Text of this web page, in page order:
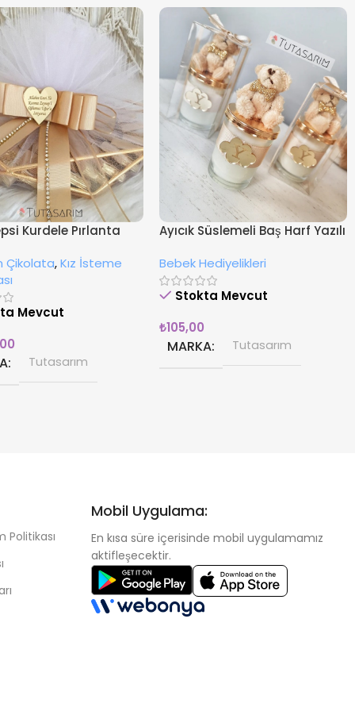
Kurdele Pırlanta
Çikolata,Kız İsteme
Mevcut
Tutasarım
Ayıcık Süslemeli Baş Harf Yazılı
Bebek Hediyelikleri
Stokta Mevcut
₺105,00
MARKA Tutasarım
Politikası
Mobil Uygulama:
En kısa süre içerisinde mobil uygulamamız
aktifleşecektir.